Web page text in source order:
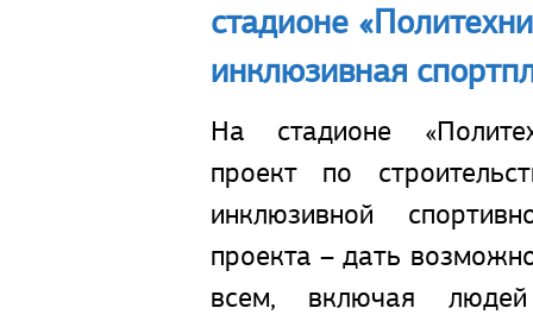
стадионе
инклюзивная
На стадионе
проект по
инклюзивной
проекта – дать
всем, включая